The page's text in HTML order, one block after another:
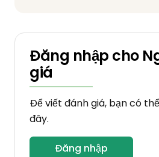
Đăng nhập cho
giá
Để viết đánh giá, bạn có
đây.
Đăng nhập